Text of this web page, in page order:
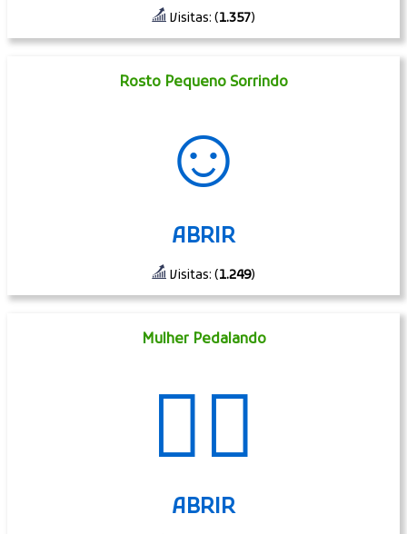
Visitas: (1.357)
Rosto Pequeno Sorrindo
☺
ABRIR
Visitas: (1.249)
Mulher Pedalando
🚴‍♀️
ABRIR